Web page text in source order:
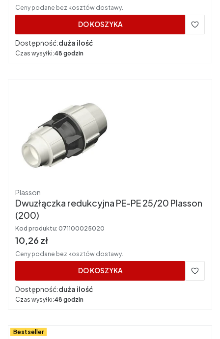
Ceny podane bez kosztów dostawy.
DO KOSZYKA
Dostępność:duża ilość
Czas wysyłki:48 godzin
Producent
Plasson
Dwuzłączka redukcyjna PE-PE 25/20 Plasson
(200)
Kod produktu: 071100025020
Cena brutto
10,26 zł
Ceny podane bez kosztów dostawy.
DO KOSZYKA
Dostępność:duża ilość
Czas wysyłki:48 godzin
Bestseller